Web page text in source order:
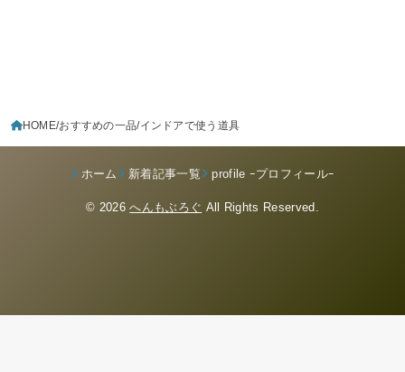
HOME おすすめの一品 インドアで使う道具
ホーム 新着記事一覧 profile ｰプロフィールｰ
© 2026へんもぶろぐ All Rights Reserved.